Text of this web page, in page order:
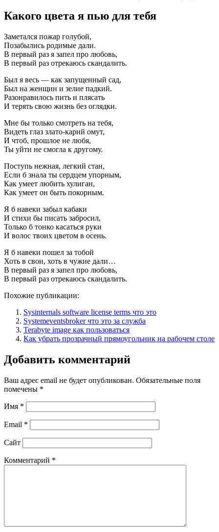
Какого цвета я пью для тебя
Заметался пожар голубой,
Позабылись родимые дали.
В первый раз я запел про любовь,
В первый раз отрекаюсь скандалить.
Был я весь — как запущенный сад,
Был на женщин и зелие падкий.
Разонравилось пить и плясать
И терять свою жизнь без оглядки.
Мне бы только смотреть на тебя,
Видеть глаз злато-карий омут,
И чтоб, прошлое не любя,
Ты уйти не смогла к другому.
Поступь нежная, легкий стан,
Если б знала ты сердцем упорным,
Как умеет любить хулиган,
Как умеет он быть покорным.
Я б навеки забыл кабаки
И стихи бы писать забросил,
Только б тонко касаться руки
И волос твоих цветом в осень.
Я б навеки пошел за тобой
Хоть в свои, хоть в чужие дали…
В первый раз я запел про любовь,
В первый раз отрекаюсь скандалить.
Похожие публикации:
Sysinternals software license terms что это
Systemeventsbroker что это за служба
Terabyte image как пользоваться
Как убрать прозрачный прямоугольник на рабочем столе
Добавить комментарий
Ваш адрес email не будет опубликован. Обязательные поля
помечены *
Имя *
Email *
Сайт
Комментарий *